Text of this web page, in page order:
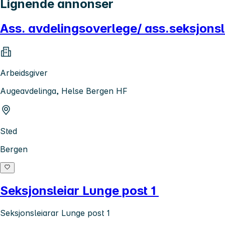
Lignende annonser
Ass. avdelingsoverlege/
Arbeidsgiver
Augeavdelinga, Helse Bergen HF
Sted
Bergen
Seksjonsleiar Lunge post 1
Seksjonsleiarar Lunge post 1